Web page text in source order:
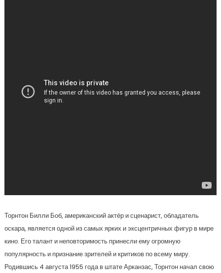
Торнтон Билли Боб, американский актёр и сценарист, обладатель
оскара, является одной из самых ярких и эксцентричных фигур в мире
кино. Его талант и неповторимость принесли ему огромную
популярность и признание зрителей и критиков по всему миру.
Родившись 4 августа 1955 года в штате Арканзас, Торнтон начал свою